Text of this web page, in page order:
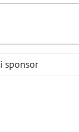
sponsor